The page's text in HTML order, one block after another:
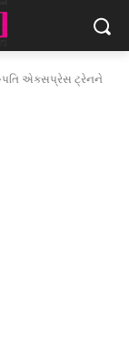
એક્સપ્રેસ ટ્રેનને